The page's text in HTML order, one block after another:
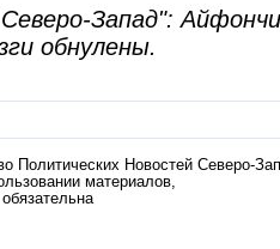
Запад":
обнулены.
Политических Новостей Северо-
материалов,